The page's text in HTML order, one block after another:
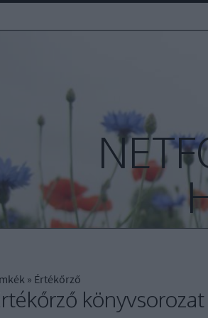
» Értékőrző